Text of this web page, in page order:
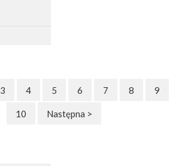
3 4 5 6 7 8 9
10 Następna >